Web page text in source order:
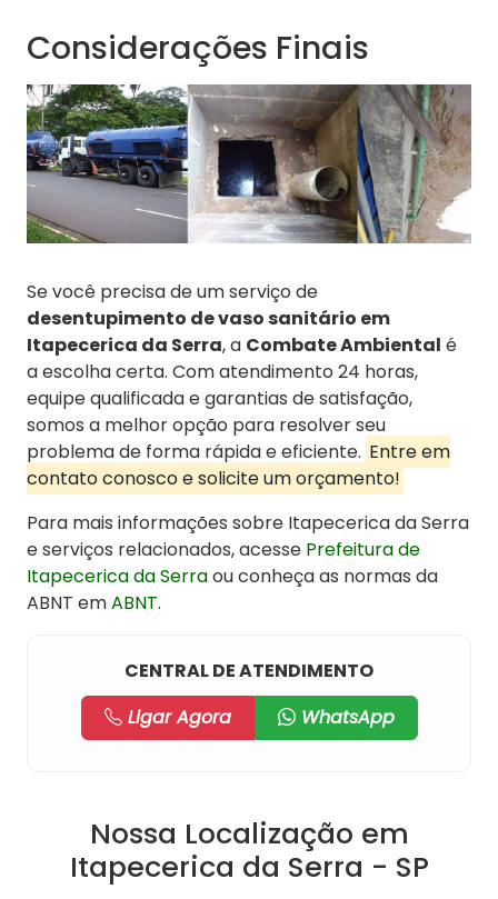
Considerações Finais
Se você precisa de um serviço de
desentupimento de vaso sanitário em
Itapecerica da Serra, a Combate Ambiental é
a escolha certa. Com atendimento 24 horas,
equipe qualificada e garantias de satisfação,
somos a melhor opção para resolver seu
problema de forma rápida e eficiente. Entre em
contato conosco e solicite um orçamento!
Para mais informações sobre Itapecerica da Serra
e serviços relacionados, acesse Prefeitura de
Itapecerica da Serraou conheça as normas da
ABNT emABNT.
CENTRAL DE ATENDIMENTO
Ligar Agora
WhatsApp
Nossa Localização em
Itapecerica da Serra - SP